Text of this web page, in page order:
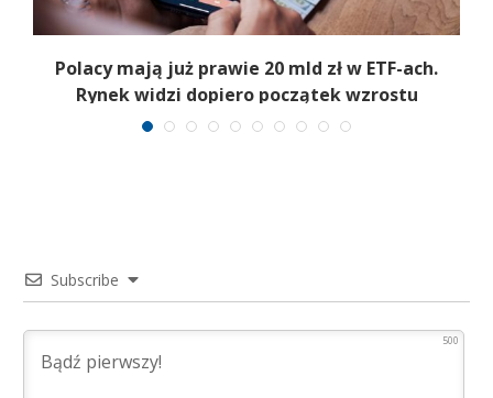
Polacy mają już prawie 20 mld zł w ETF-ach.
Rynek widzi dopiero początek wzrostu
Subscribe
500